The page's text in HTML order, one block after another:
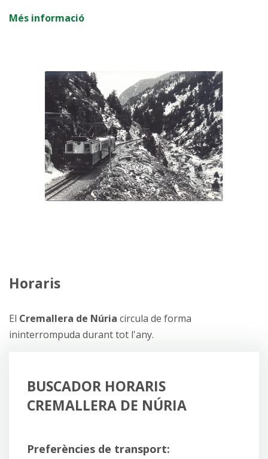
Més informació
Horaris
El Cremallera de Núria circula de forma
ininterrompuda durant tot l'any.
BUSCADOR HORARIS
CREMALLERA DE NÚRIA
Preferències de transport: